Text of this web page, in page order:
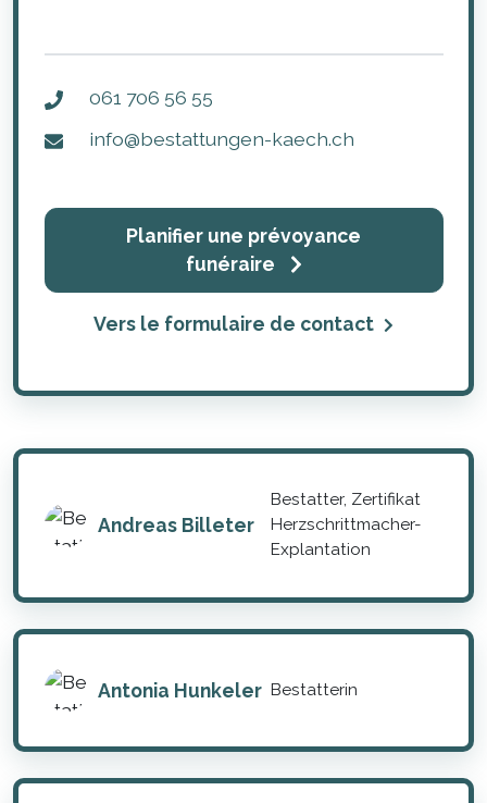
061 706 56 55
info@bestattungen-kaech.ch
Planifier une prévoyance
funéraire
Vers le formulaire de contact
Andreas Billeter
Bestatter, Zertifikat
Herzschrittmacher-
Explantation
Antonia Hunkeler Bestatterin